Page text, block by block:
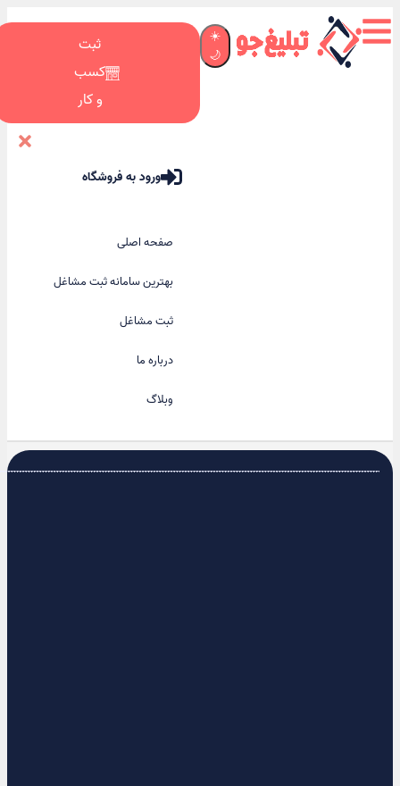
☀️
🌙
ثبت
کسب
و کار
ورود به فروشگاه
صفحه اصلی
بهترین سامانه ثبت مشاغل
ثبت مشاغل
درباره ما
وبلاگ